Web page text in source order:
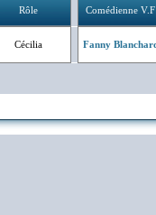
Rôle Comédienne V.F
Cécilia Fanny